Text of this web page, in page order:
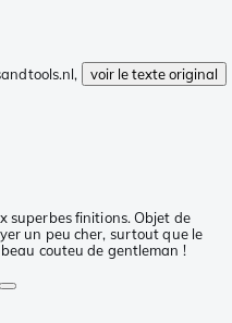
voir le texte original
superbes finitions. Objet de
un peu cher, surtout que le
couteu de gentleman !